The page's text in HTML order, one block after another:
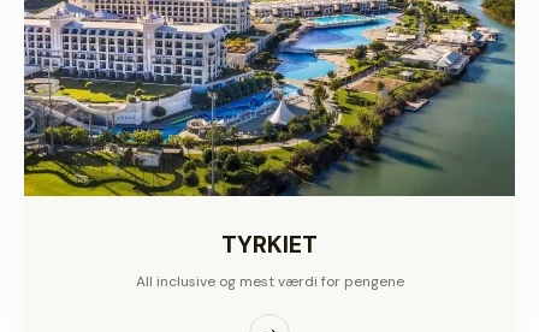
TYRKIET
All inclusive og mest værdi for pengene